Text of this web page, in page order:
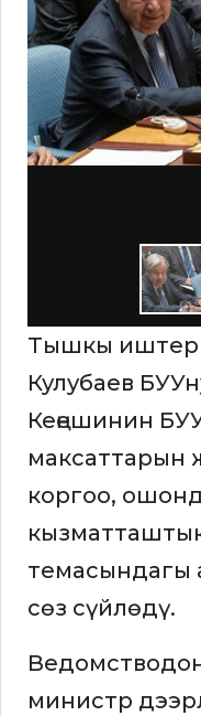
Тышкы иштер
Кулубаев
Кеңешинин
максаттарын
коргоо,
темасындагы
сөз сүйлөдү.
министр